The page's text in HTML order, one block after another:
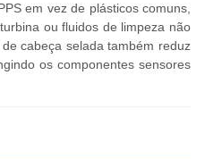
em vez de plásticos comuns,
ou fluidos de limpeza não
cabeça selada também reduz
os componentes sensores